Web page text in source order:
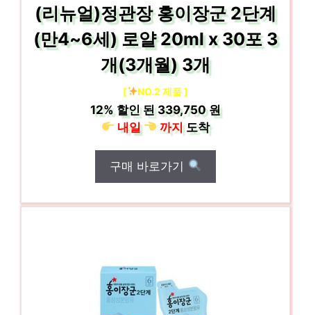
(리뉴얼)정관장 홍이장군 2단계
(만4~6세) 로얄 20ml x 30포 3
개(3개월) 3개
[ NO.2 제품 ]
12% 할인 된339,750 원
내일
까지도착
구매 바로가기